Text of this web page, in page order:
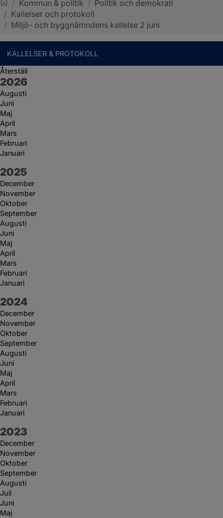
Sotenäs kommun
/ Kommun & politik / Politik och demokrati
/ Kallelser och protokoll
/ Miljö- och byggnämndens kallelse 2 juni
KALLELSER & PROTOKOLL
Återställ
År:
2026
Augusti
Juni
Maj
April
Mars
Februari
Januari
År:
2025
December
November
Oktober
September
Augusti
Juni
Maj
April
Mars
Februari
Januari
År:
2024
December
November
Oktober
September
Augusti
Juni
Maj
April
Mars
Februari
Januari
År:
2023
December
November
Oktober
September
Augusti
Juli
Juni
Maj